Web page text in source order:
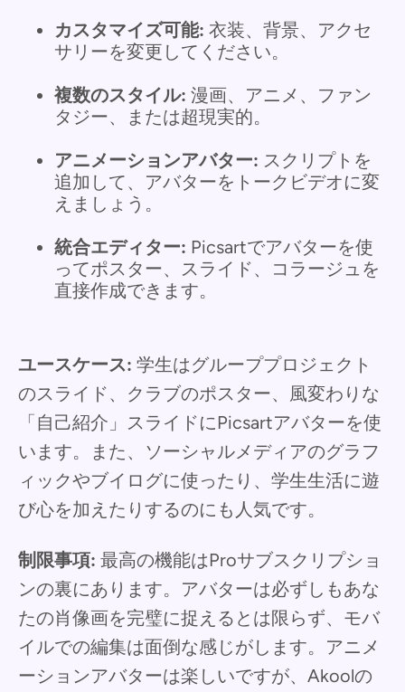
カスタマイズ可能: 衣装、背景、アクセ
サリーを変更してください。
複数のスタイル: 漫画、アニメ、ファン
タジー、または超現実的。
アニメーションアバター: スクリプトを
追加して、アバターをトークビデオに変
えましょう。
統合エディター: Picsartでアバターを使
ってポスター、スライド、コラージュを
直接作成できます。
ユースケース: 学生はグループプロジェクト
のスライド、クラブのポスター、風変わりな
「自己紹介」スライドにPicsartアバターを使
います。また、ソーシャルメディアのグラフ
ィックやブイログに使ったり、学生生活に遊
び心を加えたりするのにも人気です。
制限事項: 最高の機能はProサブスクリプショ
ンの裏にあります。アバターは必ずしもあな
たの肖像画を完璧に捉えるとは限らず、モバ
イルでの編集は面倒な感じがします。アニメ
ーションアバターは楽しいですが、Akoolの